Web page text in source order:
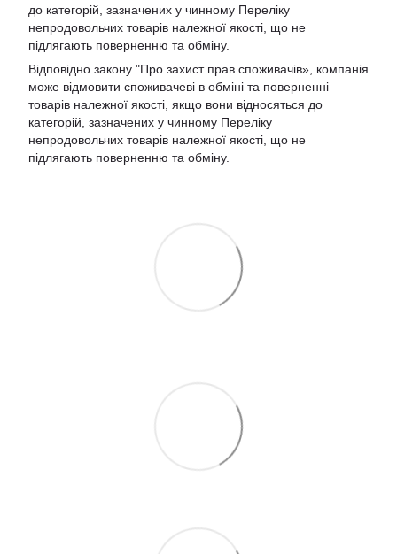
до категорій, зазначених у чинному Переліку
непродовольчих товарів належної якості, що не
підлягають поверненню та обміну.
Відповідно закону "Про захист прав споживачів» , компанія
може відмовити споживачеві в обміні та поверненні
товарів належної якості, якщо вони відносяться до
категорій, зазначених у чинному Переліку
непродовольчих товарів належної якості, що не
підлягають поверненню та обміну.